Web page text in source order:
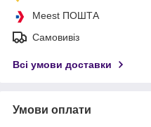
Meest ПОШТА
Самовивіз
Всі умови доставки
Умови оплати